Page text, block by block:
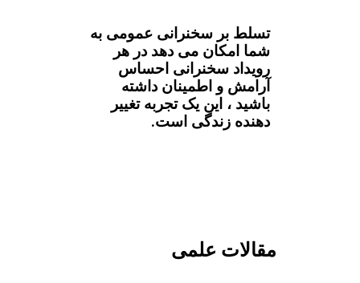
تسلط بر سخنرانی عمومی به
شما امکان می دهد در هر
رویداد سخنرانی احساس
آرامش و اطمینان داشته
باشید ، این یک تجربه تغییر
دهنده زندگی است.
مقالات علمی